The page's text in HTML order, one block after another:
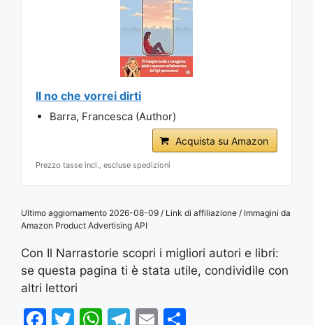
Il no che vorrei dirti
Barra, Francesca (Author)
Acquista su Amazon
Prezzo tasse incl., escluse spedizioni
Ultimo aggiornamento 2026-08-09 / Link di affiliazione / Immagini da
Amazon Product Advertising API
Con Il Narrastorie scopri i migliori autori e libri:
se questa pagina ti è stata utile, condividile con
altri lettori
F
T
W T
E